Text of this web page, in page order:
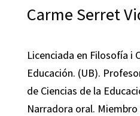
Carme Serret
Licenciada en Filosofía i
Educación. (UB).
de Ciencias de la
Narradora oral.